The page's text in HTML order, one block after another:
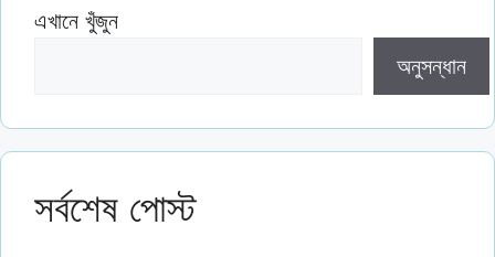
এখানে খুঁজুন
অনুসন্ধান
সর্বশেষ পোস্ট